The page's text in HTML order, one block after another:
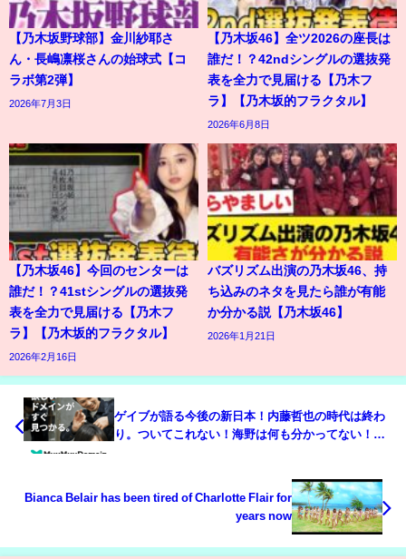
【乃木坂野球部】金川紗耶さ
ん・長嶋凛桜さんの始球式【コ
ラボ第2弾】
2026年7月3日
【乃木坂46】全ツ2026の座長は
誰だ！？42ndシングルの選抜発
表を全力で見届ける【乃木フ
ラ】【乃木坂的フラクタル】
2026年6月8日
【乃木坂46】今回のセンターは
誰だ！？41stシングルの選抜発
表を全力で見届ける【乃木フ
ラ】【乃木坂的フラクタル】
2026年2月16日
バズリズム出演の乃木坂46、持
ち込みのネタを見たら誰が有能
か分かる説【乃木坂46】
2026年1月21日
ゲイブが語る今後の新日本！内藤哲也の時代は終わ
り。ついてこれない！海野は何も分かってない！ゲ
Bianca Belair has been tired of Charlotte Flair for
years now